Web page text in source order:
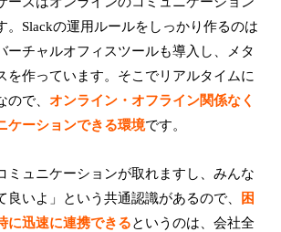
。Slackの運用ルールをしっかり作るのは
ーチャルオフィスツールも導入し、メタ
を作っています。そこでリアルタイムに
ので、オンライン・オフライン関係なく
ケーションできる環境です。
ミュニケーションが取れますし、みんな
良いよ」という共通認識があるので、
困
に迅速に連携できるというのは、会社全